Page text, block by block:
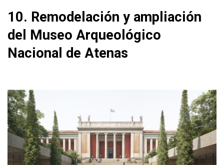
10. Remodelación y ampliación
del Museo Arqueológico
Nacional de Atenas